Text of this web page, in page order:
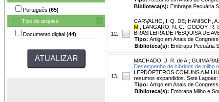
Português (65)
Tipo do arquivo
Documento digital (44)
Biblioteca(s): Embrapa Pecuária
12.
CARVALHO, I. Q. DE; HANISCH,
M ; LÂNGARO, N. C. ; GODOY, R.
BRASILEIRA DE PESQUISA DE
Tipo: Artigo em Anais de
Biblioteca(s): Embrapa Pecuária
13.
MACHADO, J. R. de A. ;
Desempenho de híbridos de milho
LEPDÓPTEROS COMUNS A
resumos expandidos. Sete
Tipo: Artigo em Anais de
Biblioteca(s): Embrapa Milho e